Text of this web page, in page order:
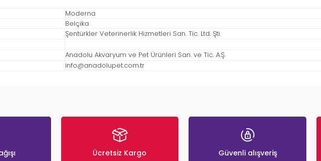
Moderna
Belçika
Şentürkler Veterinerlik Hizmetleri San. Tic. Ltd. Şti.
Anadolu Akvaryum ve Pet Ürünleri San. ve Tic. A.Ş.
info@anadolupet.com.tr
Ücretsiz Kargo Güvenli alışveriş